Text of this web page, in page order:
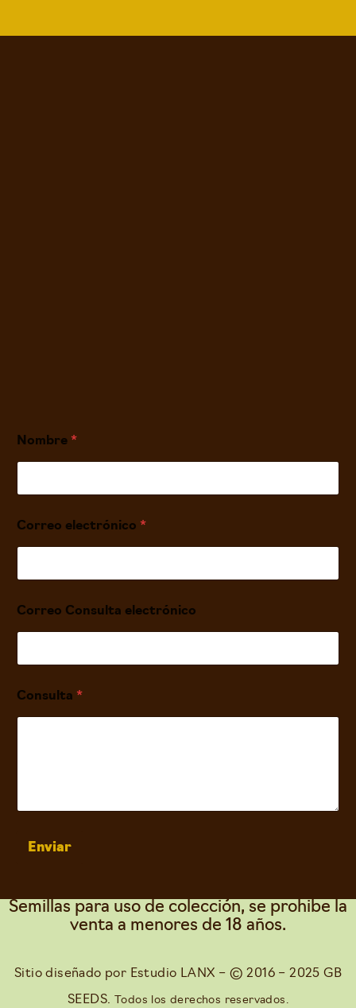
Nombre *
Correo electrónico *
Correo Consulta electrónico
Consulta *
Enviar
Semillas para uso de colección, se prohibe la
venta a menores de 18 años.
Sitio diseñado por Estudio LANX – © 2016 – 2025 GB
SEEDS. Todos los derechos reservados.